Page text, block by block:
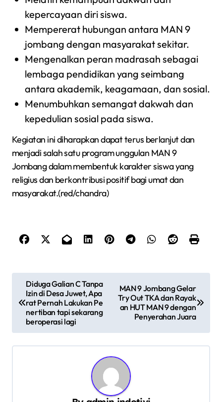
kepercayaan diri siswa.
Mempererat hubungan antara MAN 9
jombang dengan masyarakat sekitar.
Mengenalkan peran madrasah sebagai
lembaga pendidikan yang seimbang
antara akademik, keagamaan, dan sosial.
Menumbuhkan semangat dakwah dan
kepedulian sosial pada siswa.
Kegiatan ini diharapkan dapat terus berlanjut dan
menjadi salah satu program unggulan MAN 9
Jombang dalam membentuk karakter siswa yang
religius dan berkontribusi positif bagi umat dan
masyarakat.(red/chandra)
i
g
Diduga Galian C Tanpa
Izin di Desa Juwet, Apa
rat Pernah Lakukan Pe
nertiban tapi sekarang
beroperasi lagi
MAN 9 Jombang Gelar
Try Out TKA dan Rayak
an HUT MAN 9 dengan
Penyerahan Juara